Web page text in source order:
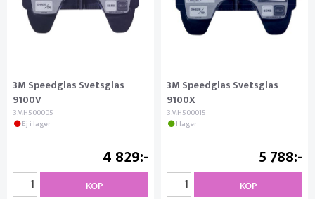
3M Speedglas Svetsglas
9100V
3MH500005
Ej i lager
4 829
KÖP
3M Speedglas Svetsglas
9100X
3MH500015
I lager
5 788
KÖP